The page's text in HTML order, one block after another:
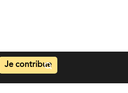
Je contribue